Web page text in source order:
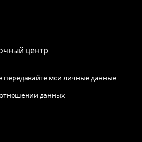
центр
передавайте мои личные данные
отношении данных